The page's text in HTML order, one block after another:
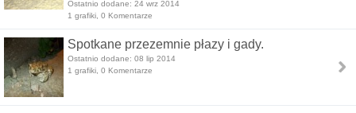
Ostatnio dodane: 24 wrz 2014
1 grafiki, 0 Komentarze
Spotkane przezemnie płazy i gady.
Ostatnio dodane: 08 lip 2014
1 grafiki, 0 Komentarze